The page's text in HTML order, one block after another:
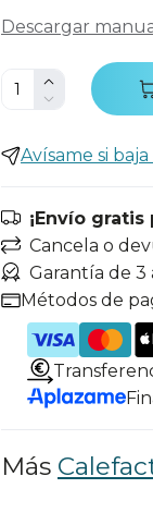
Descargar
Avísame si
¡Envío gratis
Cancela o
Garantía de 3
Métodos de
Más